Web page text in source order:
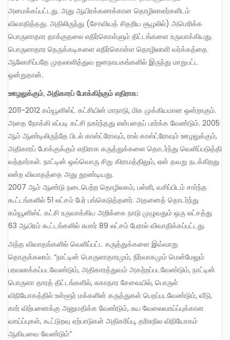
அமைக்கப்பட்டது. அது ஆயிரக்கணக்கான தொழிலாளர்களிடம்
விவாதித்தது. அதிலிருந்து (சோவியத் சிதறிய சூழலில்) அமெரிக்க
பொருளாதார தாக்குதலை எதிர்கொள்ளும் திட்டங்களை உருவாக்கியது.
பொருளாதார நெருக்கடிகளை எதிர்கொள்ள தொழிலாளி வர்க்கத்தை
ஆலோசிப்பதே முதலாளித்துவ ஜனநாயகங்களில் இருந்து மாறுபட்ட
ஒன்றுதான்.
ஊழலுக்கும், அதிகாரப் போக்கிற்கும் எதிராக:
2011-2012 கம்யூனிஸ்ட் கட்சியின் மாநாடு, மிக முக்கியமான ஒன்றாகும்.
அதை நோக்கி எப்படி கட்சி நகர்ந்தது என்பதைப் பார்க்க வேண்டும். 2005
ஆம் ஆண்டிலிருந்தே பிடல் காஸ்ட்ரோவும், ரால் காஸ்ட்ரோவும் ஊழலுக்கும்,
அதிகாரப் போக்குக்கும் எதிராக கருத்துக்களை தொடர்ந்து வெளிப்படுத்தி
வந்தார்கள். நாட்டின் ஒவ்வொரு சிறு கிராமத்திலும், ஏன் தவறு நடக்கிறது
என்ற விவாதத்தை அது தூண்டியது.
2007 ஆம் ஆண்டு நடைபெற்ற தொழிலகம், பள்ளி, வசிப்பிடம் சார்ந்த
கூட்டங்களில் 51 லட்சம் பேர் பங்கெடுத்தனர். அதனைத் தொடர்ந்து
கம்யூனிஸ்ட் கட்சி உருவாக்கிய அறிக்கை நாடு முழுவதும் ஒரு லட்சத்து
63 ஆயிரம் கூட்டங்களில் சுமார் 89 லட்சம் பேரால் விவாதிக்கப்பட்டது.
அந்த விவாதங்களில் வெளிப்பட்ட கருத்துக்களை இவ்வாறு
தொகுக்கலாம். “நாட்டின் பொருளாதாரமும், நிர்வாகமும் மென்மேலும்
பரவலாக்கப்படவேண்டும், அதிகாரத்துவம் அகற்றப்படவேண்டும், நாட்டின்
பொருளா தாரத் திட்டங்களில், சுகாதார சேவையில், பொருள்
விநியோகத்தில் உள்ளூர் மக்களின் கருத்துகள் பெறப்படவேண்டும், வீடு,
கார் விற்பனைக்கு அனுமதிக்க வேண்டும், சுய வேலைவாய்ப்புக்கான
வாய்ப்புகள், கூட்டுறவு ஏற்பாடுகள் அதிகரிப்பு, தரிசுநில விநியோகம்
ஆகியவை வேண்டும்”